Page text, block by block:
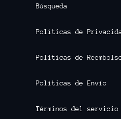
Búsqueda
Políticas de
Políticas de
Políticas de Envío
Términos del servicio